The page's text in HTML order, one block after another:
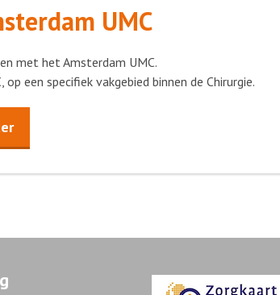
UMC
met het Amsterdam UMC.
een specifiek vakgebied binnen de Chirurgie.